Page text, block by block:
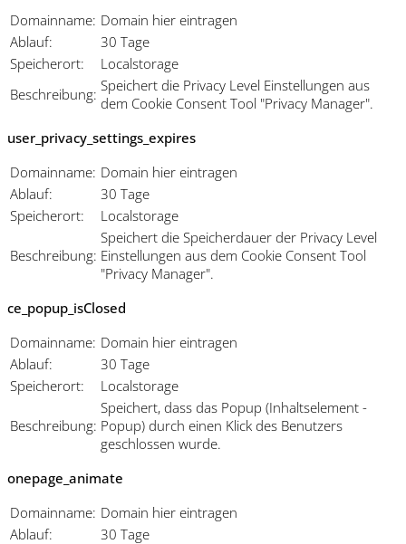
Domainname: Domain hier eintragen
Ablauf:
30 Tage
Speicherort:
Localstorage
Beschreibung: Speichert die Privacy Level Einstellungen aus
dem Cookie Consent Tool "Privacy Manager".
user_privacy_settings_expires
Domainname: Domain hier eintragen
Ablauf:
30 Tage
Speicherort:
Localstorage
Beschreibung:
Speichert die Speicherdauer der Privacy Level
Einstellungen aus dem Cookie Consent Tool
"Privacy Manager".
ce_popup_isClosed
Domainname: Domain hier eintragen
Ablauf:
30 Tage
Speicherort:
Localstorage
Beschreibung:
Speichert, dass das Popup (Inhaltselement -
Popup) durch einen Klick des Benutzers
geschlossen wurde.
onepage_animate
Domainname: Domain hier eintragen
Ablauf:
30 Tage